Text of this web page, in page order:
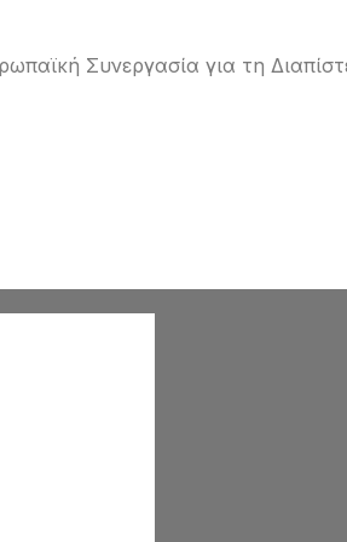
Συνεργασία για τη